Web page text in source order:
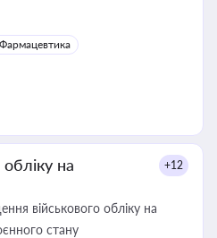
Фармацевтика
на
+12
військового обліку на
стану